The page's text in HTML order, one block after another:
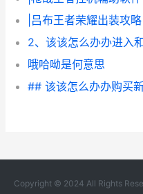
|吕布王者荣耀出装攻
2、该该怎么办办进入
哦哈呦是何意思
## 该该怎么办办购买新
Copyright © 2024 All Rights